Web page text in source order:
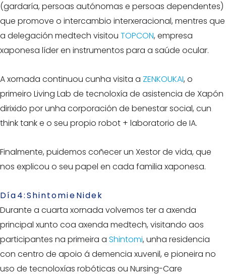
(gardaría, persoas autónomas e persoas dependentes)
que promove o intercambio interxeracional, mentres que
a delegación medtech visitou TOPCON, empresa
xaponesa líder en instrumentos para a saúde ocular.
A xornada continuou cunha visita a ZENKOUKAI, o
primeiro Living Lab de tecnoloxía de asistencia de Xapón
dirixido por unha corporación de benestar social, cun
think tank e o seu propio robot + laboratorio de IA.
Finalmente, puidemos coñecer un Xestor de vida, que
nos explicou o seu papel en cada familia xaponesa.
Día 4: Shintomi e Nidek
Durante a cuarta xornada volvemos ter a axenda
principal xunto coa axenda medtech, visitando aos
participantes na primeira a Shintomi, unha residencia
con centro de apoio á demencia xuvenil, e pioneira no
uso de tecnoloxías robóticas ou Nursing-Care